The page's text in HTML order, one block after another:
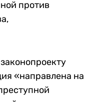
против
«направлена на